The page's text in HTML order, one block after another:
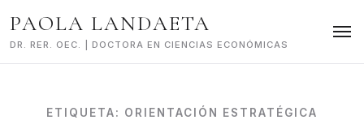
to
content
PAOLA LANDAETA
DR. RER. OEC. | DOCTORA EN CIENCIAS ECONÓMICAS
ETIQUETA: ORIENTACIÓN ESTRATÉGICA